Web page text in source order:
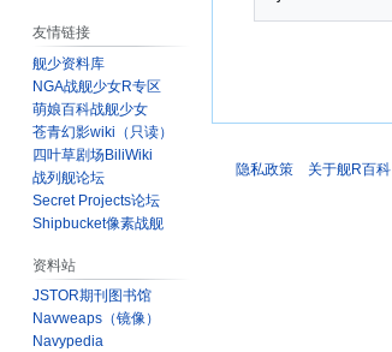
友情链接
舰少资料库
NGA战舰少女R专区
萌娘百科战舰少女
苍青幻影wiki（只读）
四叶草剧场BiliWiki
战列舰论坛
Secret Projects论坛
Shipbucket像素战舰
资料站
JSTOR期刊图书馆
Navweaps（镜像）
Navypedia
隐私政策 关于舰R百科